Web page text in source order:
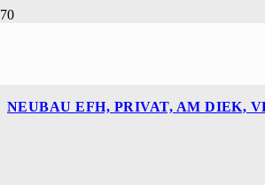
NEUBAU EFH, PRIVAT, AM DIEK,